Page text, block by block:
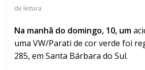
de leitura
Na manhã do domingo, 10, um
uma VW/Parati de cor verde foi
285, em Santa Bárbara do Sul.